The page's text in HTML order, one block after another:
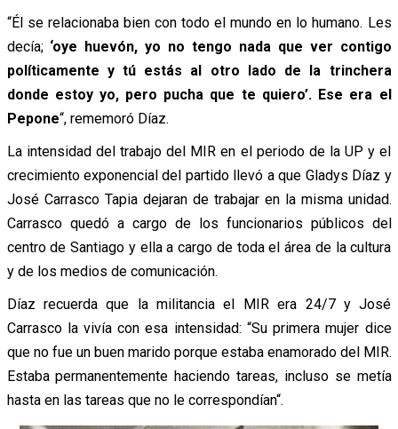
“Él se relacionaba bien con todo el mundo en lo humano. Les
decía; ‘oye huevón, yo no tengo nada que ver contigo
políticamente y tú estás al otro lado de la trinchera
donde estoy yo, pero pucha que te quiero’. Ese era el
Pepone“, rememoró Díaz.
La intensidad del trabajo del MIR en el periodo de la UP y el
crecimiento exponencial del partido llevó a que Gladys Díaz y
José Carrasco Tapia dejaran de trabajar en la misma unidad.
Carrasco quedó a cargo de los funcionarios públicos del
centro de Santiago y ella a cargo de toda el área de la cultura
y de los medios de comunicación.
Díaz recuerda que la militancia el MIR era 24/7 y José
Carrasco la vivía con esa intensidad: “Su primera mujer dice
que no fue un buen marido porque estaba enamorado del MIR.
Estaba permanentemente haciendo tareas, incluso se metía
hasta en las tareas que no le correspondían“.